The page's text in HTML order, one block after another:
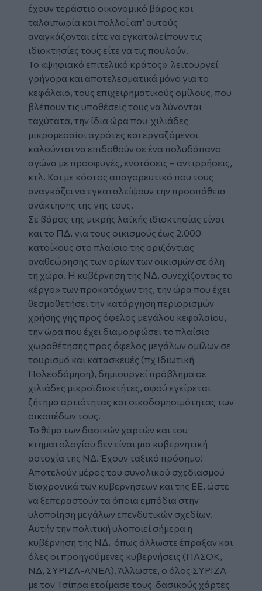
έχουν τεράστιο οικονομικό βάρος και
ταλαιπωρία και πολλοί απ’ αυτούς
αναγκάζονται είτε να εγκαταλείπουν τις
ιδιοκτησίες τους είτε να τις πουλούν.
Το «ψηφιακό επιτελικό κράτος» λειτουργεί
γρήγορα και αποτελεσματικά μόνο για το
κεφάλαιο, τους επιχειρηματικούς ομίλους, που
βλέπουν τις υποθέσεις τους να λύνονται
ταχύτατα, την ίδια ώρα που χιλιάδες
μικρομεσαίοι αγρότες και εργαζόμενοι
καλούνται να επιδοθούν σε ένα πολυδάπανο
αγώνα με προσφυγές, ενστάσεις – αντιρρήσεις,
κτλ. Και με κόστος απαγορευτικό που τους
αναγκάζει να εγκαταλείψουν την προσπάθεια
ανάκτησης της γης τους.
Σε βάρος της μικρής λαϊκής ιδιοκτησίας είναι
και το ΠΔ, για τους οικισμούς έως 2.000
κατοίκους στο πλαίσιο της οριζόντιας
αναθεώρησης των ορίων των οικισμών σε όλη
τη χώρα. Η κυβέρνηση της ΝΔ, συνεχίζοντας το
«έργο» των προκατόχων της, την ώρα που έχει
θεσμοθετήσει την κατάργηση περιορισμών
χρήσης γης προς όφελος μεγάλου κεφαλαίου,
την ώρα που έχει διαμορφώσει το πλαίσιο
χωροθέτησης προς όφελος μεγάλων ομίλων σε
τουρισμό και κατασκευές (πχ Ιδιωτική
Πολεοδόμηση), δημιουργεί πρόβλημα σε
χιλιάδες μικροϊδιοκτήτες, αφού εγείρεται
ζήτημα αρτιότητας και οικοδομησιμότητας των
οικοπέδων τους.
Το θέμα των δασικών χαρτών και του
κτηματολογίου δεν είναι μια κυβερνητική
αστοχία της ΝΔ. Έχουν ταξικό πρόσημο!
Αποτελούν μέρος του συνολικού σχεδιασμού
διαχρονικά των κυβερνήσεων και της ΕΕ, ώστε
να ξεπεραστούν τα όποια εμπόδια στην
υλοποίηση μεγάλων επενδυτικών σχεδίων.
Αυτήν την πολιτική υλοποιεί σήμερα η
κυβέρνηση της ΝΔ, όπως άλλωστε έπραξαν και
όλες οι προηγούμενες κυβερνήσεις (ΠΑΣΟΚ,
ΝΔ, ΣΥΡΙΖΑ-ΑΝΕΛ). Άλλωστε, ο όλος ΣΥΡΙΖΑ
με τον Τσίπρα ετοίμασε τους δασικούς χάρτες